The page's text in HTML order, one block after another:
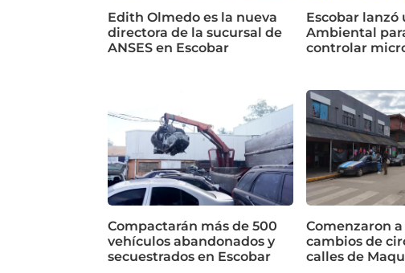
Edith Olmedo es la nueva
directora de la sucursal de
ANSES en Escobar
Escobar
Ambiental
controlar
Compactarán más de 500
vehículos abandonados y
secuestrados en Escobar
Comenzaron
cambios de
calles de